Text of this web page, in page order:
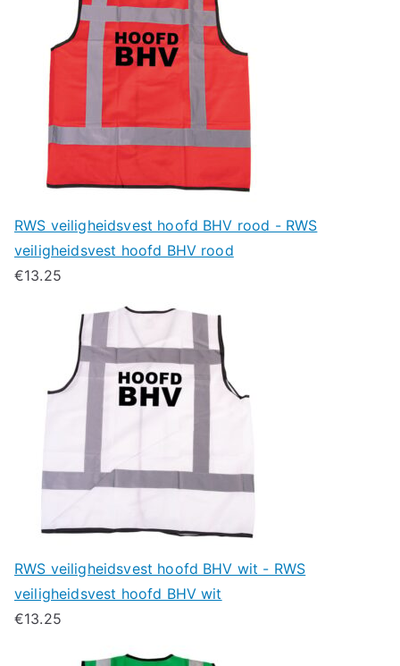
RWS veiligheidsvest hoofd BHV rood - RWS
veiligheidsvest hoofd BHV rood
€13.25
RWS veiligheidsvest hoofd BHV wit - RWS
veiligheidsvest hoofd BHV wit
€13.25